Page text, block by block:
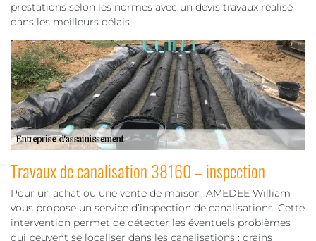
prestations selon les normes avec un devis travaux réalisé
dans les meilleurs délais.
Travaux de canalisation 38160 – inspection
Pour un achat ou une vente de maison, AMEDEE William
vous propose un service d’inspection de canalisations. Cette
intervention permet de détecter les éventuels problèmes
qui peuvent se localiser dans les canalisations : drains